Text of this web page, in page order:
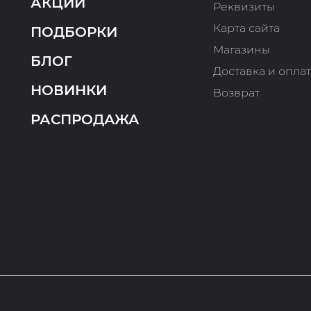
ПОДБОРКИ
БЛОГ
НОВИНКИ
РАСПРОДАЖА
Реквизиты
Карта сайта
Магазины
Доставка и
Возврат